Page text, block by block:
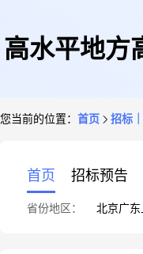
高水平地方
您当前的位置： 首页 招标
首页 招标预告
省份地区： 北京广东